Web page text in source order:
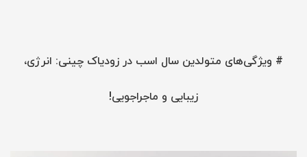
# ویژگی‌های متولدین سال اسب در زودیاک چینی: انرژی،
زیبایی و ماجراجویی!